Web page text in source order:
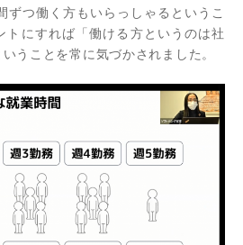
ずつ働く方もいらっしゃるというこ
トにすれば「働ける方というのは社
うことを常に気づかされました。